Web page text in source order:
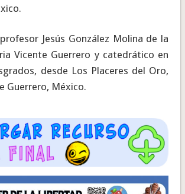
Jesús González Molina de la
Vicente Guerrero y catedrático en
desde Los Placeres del Oro,
Guerrero, México.